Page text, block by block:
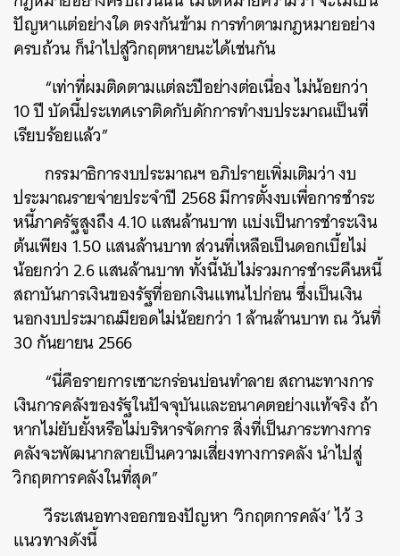
ปัญหาแต่อย่างใด ตรงกันข้าม การทำตามกฎหมายอย่าง
ครบถ้วน ก็นำไปสู่วิกฤตหายนะได้เช่นกัน
“เท่าที่ผมติดตามแต่ละปีอย่างต่อเนื่อง ไม่น้อยกว่า
10 ปี บัดนี้ประเทศเราติดกับดักการทำงบประมาณเป็นที่
เรียบร้อยแล้ว”
กรรมาธิการงบประมาณฯ อภิปรายเพิ่มเติมว่า งบ
ประมาณรายจ่ายประจำปี 2568 มีการตั้งงบเพื่อการชำระ
หนี้ภาครัฐสูงถึง 4.10 แสนล้านบาท แบ่งเป็นการชำระเงิน
ต้นเพียง 1.50 แสนล้านบาท ส่วนที่เหลือเป็นดอกเบี้ยไม่
น้อยกว่า 2.6 แสนล้านบาท ทั้งนี้นับไม่รวมการชำระคืนหนี้
สถาบันการเงินของรัฐที่ออกเงินแทนไปก่อน ซึ่งเป็นเงิน
นอกงบประมาณมียอดไม่น้อยกว่า 1 ล้านล้านบาท ณ วันที่
30 กันยายน 2566
“นี่คือรายการเซาะกร่อนบ่อนทำลาย สถานะทางการ
เงินการคลังของรัฐในปัจจุบันและอนาคตอย่างแท้จริง ถ้า
หากไม่ยับยั้งหรือไม่บริหารจัดการ สิ่งที่เป็นภาระทางการ
คลังจะพัฒนากลายเป็นความเสี่ยงทางการคลัง นำไปสู่
วิกฤตการคลังในที่สุด”
วีระเสนอทางออกของปัญหา ‘วิกฤตการคลัง’ ไว้ 3
แนวทางดังนี้
ค้นหา
SHARE TWEET LINE EMAIL